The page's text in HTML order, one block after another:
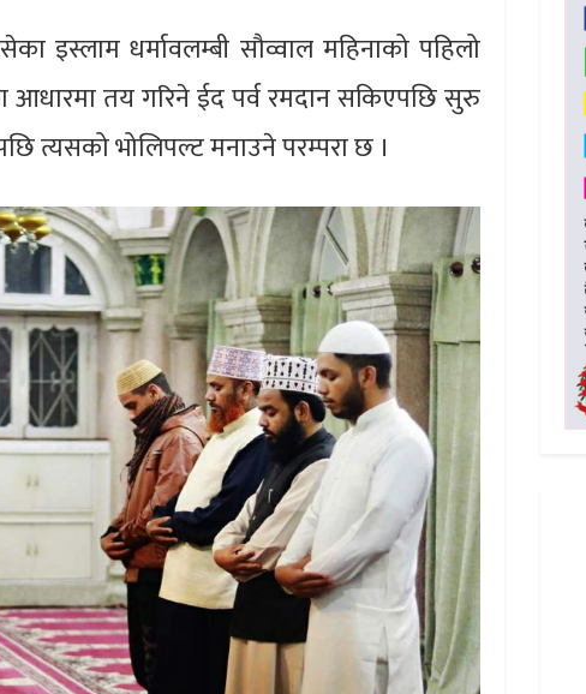
इस्लाम धर्मावलम्बी सौव्वाल महिनाको पहिलो
आधारमा तय गरिने ईद पर्व रमदान सकिएपछि सुरु
त्यसको भोलिपल्ट मनाउने परम्परा छ ।